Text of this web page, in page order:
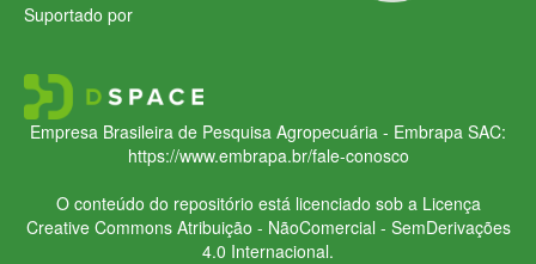
Suportado por
Empresa Brasileira de Pesquisa Agropecuária - Embrapa SAC:
https://www.embrapa.br/fale-conosco
O conteúdo do repositório está licenciado sob a Licença
Creative CommonsAtribuição - NãoComercial - SemDerivações
4.0 Internacional.